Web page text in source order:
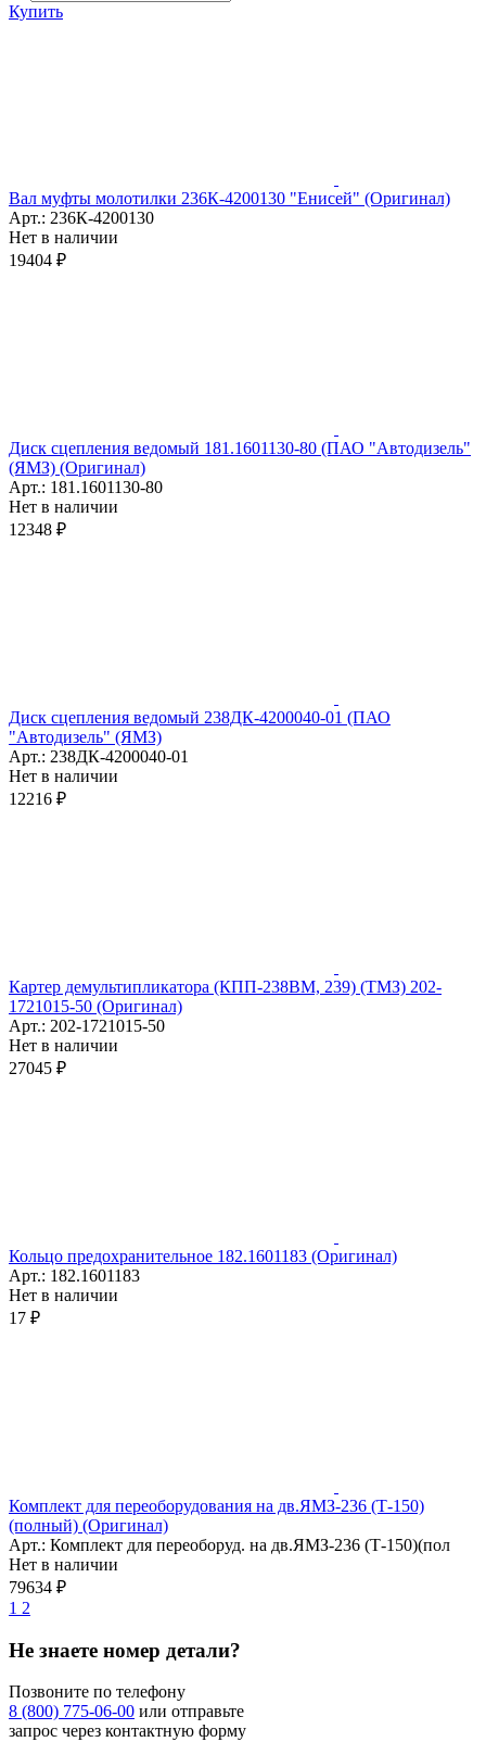
Купить
Вал муфты молотилки 236К-4200130 "Енисей" (Оригинал)
Арт.: 236К-4200130
Нет в наличии
19404 ₽
Диск сцепления ведомый 181.1601130-80 (ПАО "Автодизель"
(ЯМЗ) (Оригинал)
Арт.: 181.1601130-80
Нет в наличии
12348 ₽
Диск сцепления ведомый 238ДК-4200040-01 (ПАО
"Автодизель" (ЯМЗ)
Арт.: 238ДК-4200040-01
Нет в наличии
12216 ₽
Картер демультипликатора (КПП-238ВМ, 239) (ТМЗ) 202-
1721015-50 (Оригинал)
Арт.: 202-1721015-50
Нет в наличии
27045 ₽
Кольцо предохранительное 182.1601183 (Оригинал)
Арт.: 182.1601183
Нет в наличии
17 ₽
Комплект для переоборудования на дв.ЯМЗ-236 (Т-150)
(полный) (Оригинал)
Арт.: Комплект для переоборуд. на дв.ЯМЗ-236 (Т-150)(пол
Нет в наличии
79634 ₽
1 2
Не знаете номер детали?
Позвоните по телефону
8 (800) 775-06-00 или отправьте
запрос через контактную форму